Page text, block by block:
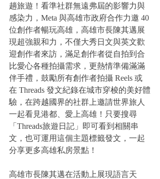
趟旅遊！看準社群無遠弗屆的影響力與
感染力，Meta 與高雄市政府合作力邀 40
位創作者暢玩高雄，高雄市長陳其邁展
現超強親和力，不僅大秀日文與英文歡
迎創作者來訪，滿足創作者從自拍到合
比愛心各種拍攝需求，更熱情準備滿滿
伴手禮，鼓勵所有創作者拍攝 Reels 或
在 Threads 發文紀錄在城市穿梭的美好體
驗，在跨越國界的社群上邀請世界旅人
一起看見港都、愛上高雄！只要搜尋
「Threads旅遊日記」即可看到相關串
文，也可運用這個主題標籤發文，一起
分享更多高雄私房景點！
高雄市長陳其邁在活動上展現語言天